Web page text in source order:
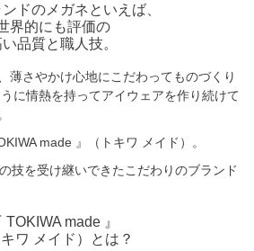
ドのメガネといえば、
界的にも評価の
品質と職人技。
薄さやかけ心地にこだわってものづくり
に情熱を持ってアイウェアを作り続けて
made 』（トキワ メイド）。
技を受け継いできたこだわりのブランド
TOKIWA made 』
キワ メイド）とは？